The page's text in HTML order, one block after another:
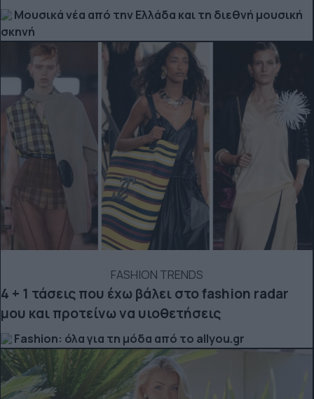
Μουσικά νέα από την Ελλάδα και τη διεθνή μουσική
σκηνή
FASHION TRENDS
4 + 1 τάσεις που έχω βάλει στο fashion radar
μου και προτείνω να υιοθετήσεις
Fashion: όλα για τη μόδα από το allyou.gr